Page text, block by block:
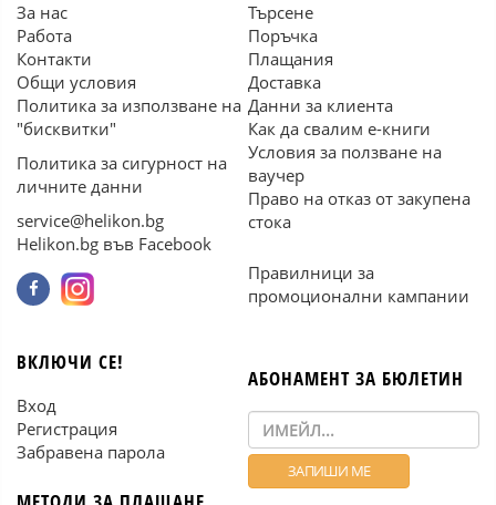
За нас
Работа
Контакти
Общи условия
Политика за използване на
"бисквитки"
Политика за сигурност на
личните данни
service@helikon.bg
Helikon.bg във Facebook
Търсене
Поръчка
Плащания
Доставка
Данни за клиента
Как да свалим е-книги
Условия за ползване на
ваучер
Право на отказ от закупена
стока
Правилници за
промоционални кампании
ВКЛЮЧИ СЕ!
Вход
Регистрация
Забравена парола
АБОНАМЕНТ ЗА БЮЛЕТИН